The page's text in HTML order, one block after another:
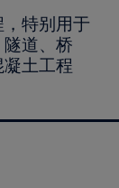
特别用于
道、桥
土工程